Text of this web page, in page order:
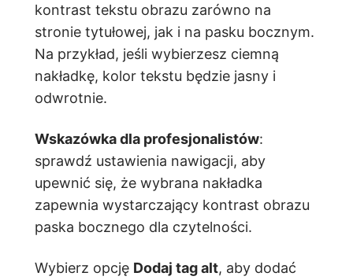
kontrast tekstu obrazu zarówno na
stronie tytułowej, jak i na pasku bocznym.
Na przykład, jeśli wybierzesz ciemną
nakładkę, kolor tekstu będzie jasny i
odwrotnie.
Wskazówka dla profesjonalistów:
sprawdź ustawienia nawigacji, aby
upewnić się, że wybrana nakładka
zapewnia wystarczający kontrast obrazu
paska bocznego dla czytelności.
Wybierz opcję Dodaj tag alt, aby dodać